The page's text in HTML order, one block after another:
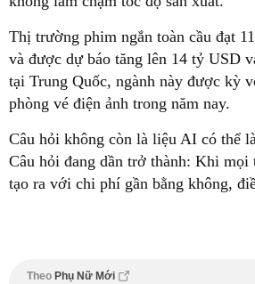
Thị trường phim ngắn toàn cầu đạt
và được dự báo tăng lên 14 tỷ USD
tại Trung Quốc, ngành này được kỳ
phòng vé điện ảnh trong năm nay.
Câu hỏi không còn là liệu AI có thể
Câu hỏi đang dần trở thành: Khi mọi
tạo ra với chi phí gần bằng không,
Theo Phụ Nữ Mới